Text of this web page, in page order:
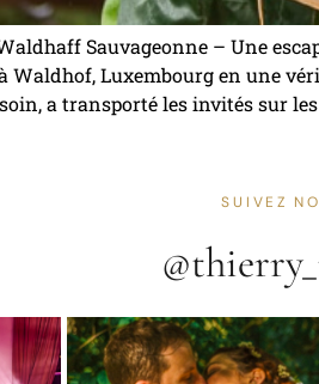
Sauvageonne – Une
Luxembourg en une
a transporté les invités sur
SUIVEZ